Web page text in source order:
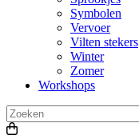
Symbolen
Vervoer
Vilten stekers
Winter
Zomer
Workshops